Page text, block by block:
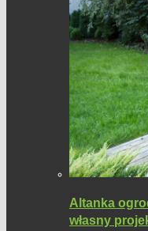
Altanka
własny